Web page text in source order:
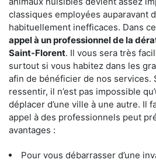
classiques employées auparavant
habituellement inefficaces. Dans
appel à un professionnel de la
Saint-Florent. Il vous sera très
surtout si vous habitez dans les
afin de bénéficier de nos services.
ressentir, il n’est pas impossible
déplacer d’une ville à une autre. Il
appel à des professionnels peut
avantages :
Pour vous débarrasser d’une